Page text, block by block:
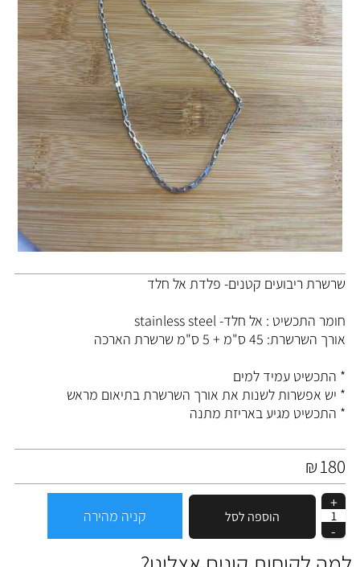
שרשרת ריבועים קטנים- פלדת אל חלד
חומר התכשיט : אל חלד- stainless steel
אורך השרשרת: 45 ס"מ + 5 ס"מ שרשרת הארכה
* התכשיט עמיד למים
* יש אפשרות לשנות את אורך השרשרת בתיאום מראש
* התכשיט מגיע באריזת מתנה
₪180
הוספה לסל קניה מהירה